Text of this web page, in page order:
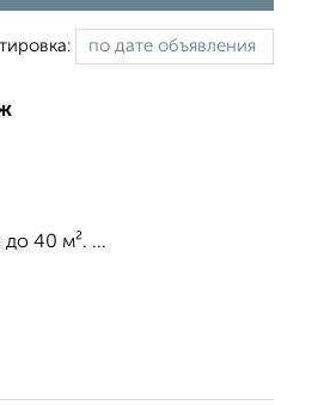
40 м². ...